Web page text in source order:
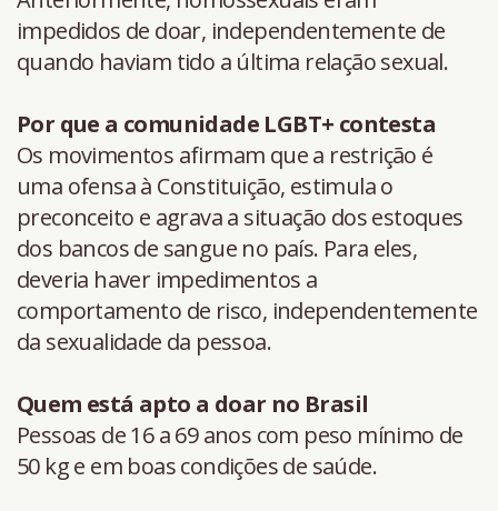
impedidos de doar, independentemente de
quando haviam tido a última relação sexual.
Por que a comunidade LGBT+ contesta
Os movimentos afirmam que a restrição é
uma ofensa à Constituição, estimula o
preconceito e agrava a situação dos estoques
dos bancos de sangue no país. Para eles,
deveria haver impedimentos a
comportamento de risco, independentemente
da sexualidade da pessoa.
Quem está apto a doar no Brasil
Pessoas de 16 a 69 anos com peso mínimo de
50 kg e em boas condições de saúde.